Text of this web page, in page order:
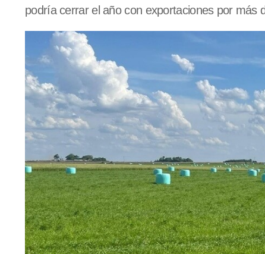
podría cerrar el año con exportaciones por más